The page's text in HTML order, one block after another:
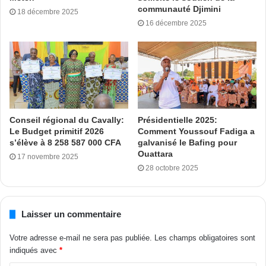
souhaitant par la même occasion plein succès, longévité et
le maximum d’efficacité dans cette exaltante mission.
Dans la foulée, elle a rendu hommage aux populations du
district du Denguélé pour le soutien sans faille et
inconditionnel au président de la République Alassane
Ouattara.
Adama Bictogo insiste sur l’union des cadres du
Denguélé
nationale et secrétaire exécutif du Rhdp Adama Bictogo.
« Le président Alassane Ouattara a fait confiance à l’un des
dignes fils du Denguélé en la personne de Gaoussou Touré
18 décembre 2025
communauté Djimini
16 décembre 2025
Conseil régional du Cavally:
Le Budget primitif 2026
s’élève à 8 258 587 000 CFA
17 novembre 2025
Présidentielle 2025:
Comment Youssouf Fadiga a
galvanisé le Bafing pour
Ouattara
28 octobre 2025
Laisser un commentaire
Votre adresse e-mail ne sera pas publiée. Les champs obligatoires sont
indiqués avec *